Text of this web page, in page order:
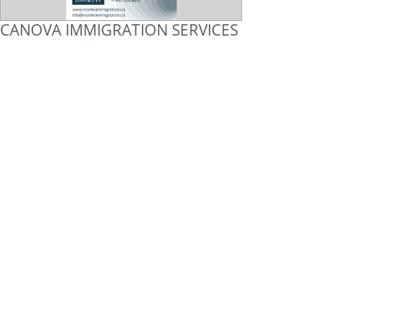
CANOVA IMMIGRATION SERVICES